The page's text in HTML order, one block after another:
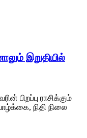
இறுதியில்
பிறப்பு ராசிக்கும்
நிதி நிலை